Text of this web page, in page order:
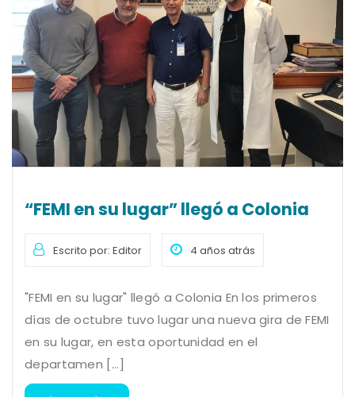
“FEMI en su lugar” llegó a Colonia
Escrito por: Editor 4 años atrás
"FEMI en su lugar" llegó a Colonia En los primeros
días de octubre tuvo lugar una nueva gira de FEMI
en su lugar, en esta oportunidad en el
departamen [...]